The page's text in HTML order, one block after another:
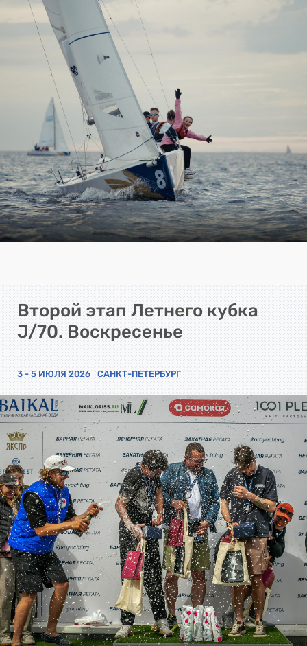
Второй этап Летнего кубка
J/70. Воскресенье
3 - 5 ИЮЛЯ 2026 САНКТ-ПЕТЕРБУРГ